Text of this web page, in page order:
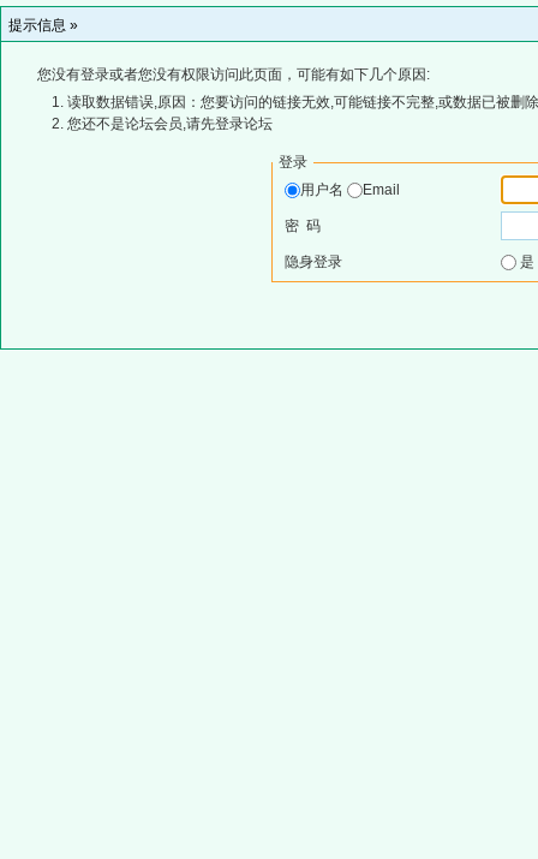
提示信息 »
您没有登录或者您没有权限访问此页面，可能有如下几个原因:
读取数据错误,原因：您要访问的链接无效,可能链接不完整,或数据已被删
您还不是论坛会员,请先登录论坛
登录
用户名
Email
密 码
隐身登录